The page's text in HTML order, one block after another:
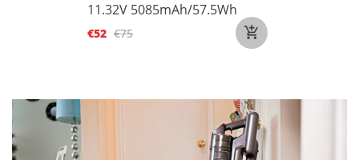
11.32V 5085mAh/57.5Wh
€52 €75